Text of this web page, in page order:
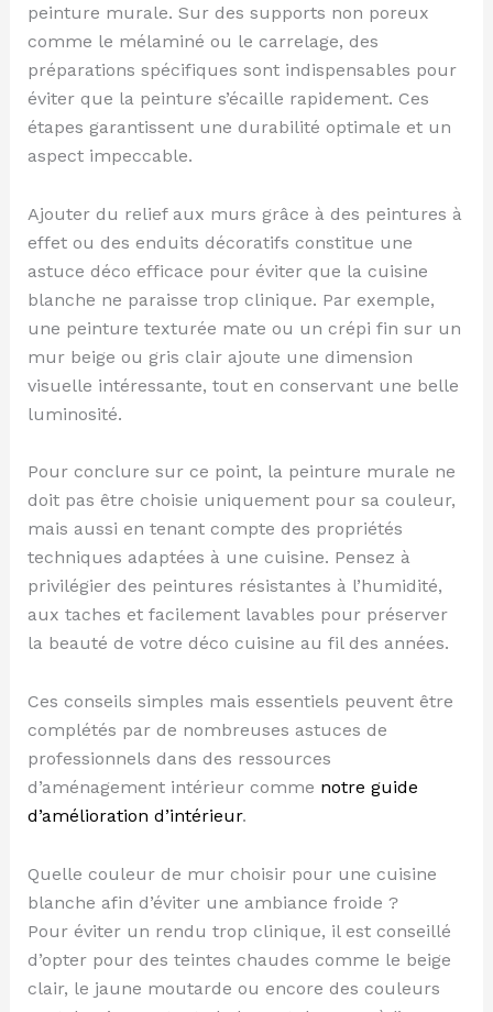
peinture murale. Sur des supports non poreux
comme le mélaminé ou le carrelage, des
préparations spécifiques sont indispensables pour
éviter que la peinture s’écaille rapidement. Ces
étapes garantissent une durabilité optimale et un
aspect impeccable.
Ajouter du relief aux murs grâce à des peintures à
effet ou des enduits décoratifs constitue une
astuce déco efficace pour éviter que la cuisine
blanche ne paraisse trop clinique. Par exemple,
une peinture texturée mate ou un crépi fin sur un
mur beige ou gris clair ajoute une dimension
visuelle intéressante, tout en conservant une belle
luminosité.
Pour conclure sur ce point, la peinture murale ne
doit pas être choisie uniquement pour sa couleur,
mais aussi en tenant compte des propriétés
techniques adaptées à une cuisine. Pensez à
privilégier des peintures résistantes à l’humidité,
aux taches et facilement lavables pour préserver
la beauté de votre déco cuisine au fil des années.
Ces conseils simples mais essentiels peuvent être
complétés par de nombreuses astuces de
professionnels dans des ressources
d’aménagement intérieur comme notre guide
d’amélioration d’intérieur.
Quelle couleur de mur choisir pour une cuisine
blanche afin d’éviter une ambiance froide ?
Pour éviter un rendu trop clinique, il est conseillé
d’opter pour des teintes chaudes comme le beige
clair, le jaune moutarde ou encore des couleurs